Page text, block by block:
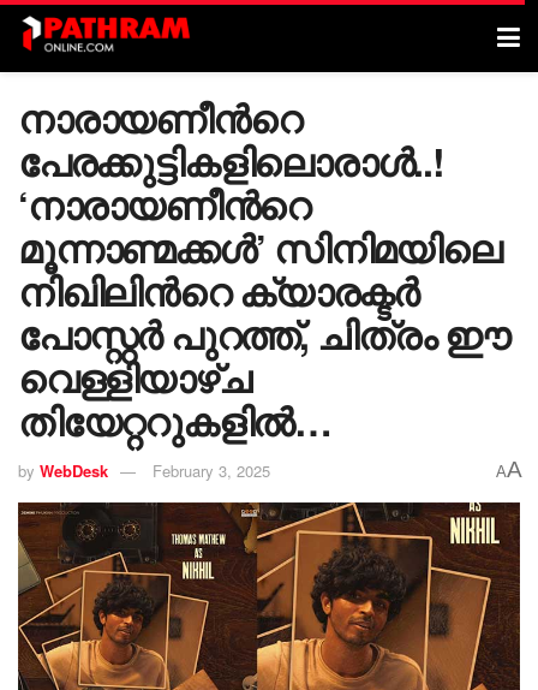
നാരായണീന്‍റെ
പേരക്കുട്ടികളിലൊരാൾ..!
‘നാരായണീന്‍റെ
മൂന്നാണ്മക്കൾ’ സിനിമയിലെ
നിഖിലിന്‍റെ ക്യാരക്ടർ
പോസ്റ്റർ പുറത്ത്, ചിത്രം ഈ
വെള്ളിയാഴ്ച
തിയേറ്ററുകളിൽ…
by WebDesk February 3, 2025 AA